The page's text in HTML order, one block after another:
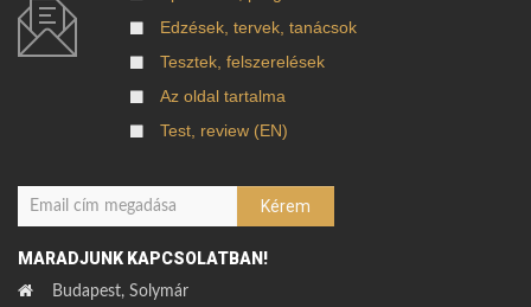
Edzések, tervek, tanácsok
Tesztek, felszerelések
Az oldal tartalma
Test, review (EN)
MARADJUNK KAPCSOLATBAN!
Budapest, Solymár